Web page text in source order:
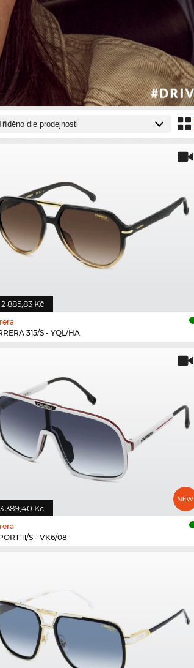
2 885,83 Kč
315/S - YQL/HA
3 389,40 Kč
11/S - VK6/08